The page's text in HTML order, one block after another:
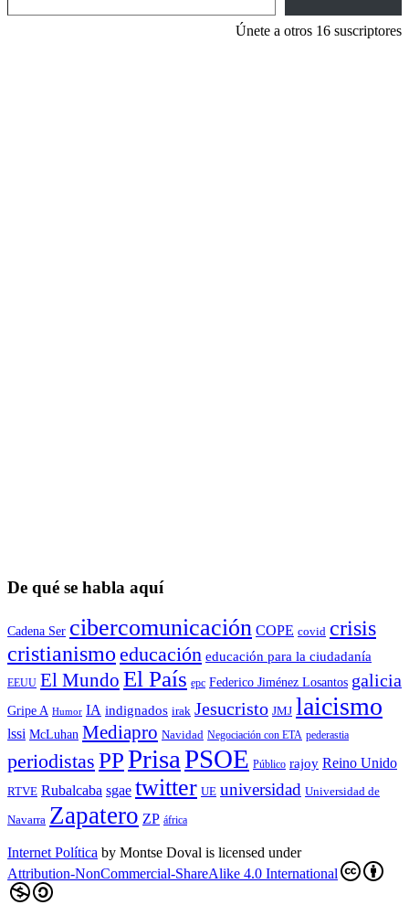
Únete a otros 16 suscriptores
De qué se habla aquí
Cadena Ser cibercomunicación COPE covid crisis
cristianismo educación educación para la ciudadaní­a
EEUU El Mundo El País epc Federico Jiménez Losantos galicia
Gripe A Humor IA indignados irak Jesucristo JMJ laicismo
lssi McLuhan Mediapro Navidad Negociación con ETA pederastia
periodistas PPPrisaPSOE Público rajoy Reino Unido
RTVE Rubalcaba sgae twitter UE universidad Universidad de
Navarra Zapatero ZP áfrica
Internet Política by Montse Doval is licensed under
Attribution-NonCommercial-ShareAlike 4.0 International